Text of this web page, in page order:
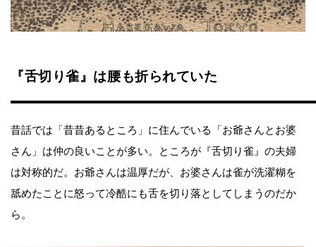
『舌切り雀』は腰も折られていた
昔話では「昔昔あるところ」に住んでいる「お爺さんとお婆
さん」は仲の良いことが多い。ところが『舌切り雀』の夫婦
は対称的だ。お爺さんは温厚だが、お婆さんは雀が洗濯糊を
舐めたことに怒って冷酷にも舌を切り落としてしまうのだか
ら。